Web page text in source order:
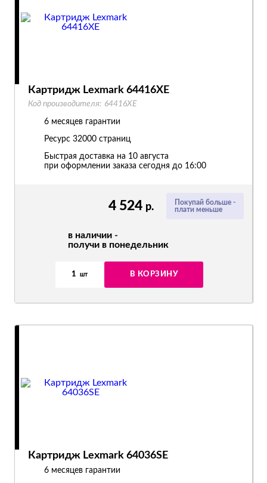
Покупай больше -
плати меньше
4 524 р.
в наличии -
получи в понедельник
1 шт В КОРЗИНУ
Картридж Lexmark 64416XE
Код производителя: 64416XE
6 месяцев гарантии
Ресурс 32000 страниц
Быстрая доставка на 10 августа
при оформлении заказа сегодня до 16:00
Картридж Lexmark 64036SE
6 месяцев гарантии